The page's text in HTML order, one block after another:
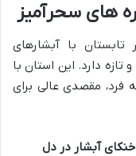
های سحرآمیز
تابستان با آبشارهای
دارد. این استان با
مقصدی عالی برای
آبشار در دل